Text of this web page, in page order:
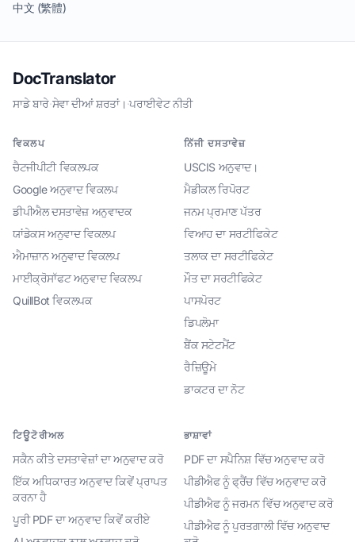
中文 (繁體)
DocTranslator
ਸਾਡੇ ਬਾਰੇ·ਸੇਵਾ ਦੀਆਂ ਸ਼ਰਤਾਂ। ·ਪਰਾਈਵੇਟ ਨੀਤੀ
ਵਿਕਲਪ
ਚੈਟਜੀਪੀਟੀ ਵਿਕਲਪਕ
Google ਅਨੁਵਾਦ ਵਿਕਲਪ
ਡੀਪੀਐਲ ਦਸਤਾਵੇਜ਼ ਅਨੁਵਾਦਕ
ਯਾਂਡੇਕਸ ਅਨੁਵਾਦ ਵਿਕਲਪ
ਐਮਾਜ਼ਾਨ ਅਨੁਵਾਦ ਵਿਕਲਪ
ਮਾਈਕ੍ਰੋਸਾੱਫਟ ਅਨੁਵਾਦ ਵਿਕਲਪ
QuillBot ਵਿਕਲਪਕ
ਨਿੱਜੀ ਦਸਤਾਵੇਜ਼
USCIS ਅਨੁਵਾਦ।
ਮੈਡੀਕਲ ਰਿਪੋਰਟ
ਜਨਮ ਪ੍ਰਮਾਣ ਪੱਤਰ
ਵਿਆਹ ਦਾ ਸਰਟੀਫਿਕੇਟ
ਤਲਾਕ ਦਾ ਸਰਟੀਫਿਕੇਟ
ਮੌਤ ਦਾ ਸਰਟੀਫਿਕੇਟ
ਪਾਸਪੋਰਟ
ਡਿਪਲੋਮਾ
ਬੈਂਕ ਸਟੇਟਮੈਂਟ
ਰੈਜ਼ਿਊਮੇ
ਡਾਕਟਰ ਦਾ ਨੋਟ
ਟਿਊਟੋਰੀਅਲ
ਸਕੈਨ ਕੀਤੇ ਦਸਤਾਵੇਜ਼ਾਂ ਦਾ ਅਨੁਵਾਦ ਕਰੋ
ਇੱਕ ਅਧਿਕਾਰਤ ਅਨੁਵਾਦ ਕਿਵੇਂ ਪ੍ਰਾਪਤ
ਕਰਨਾ ਹੈ
ਪੂਰੀ PDF ਦਾ ਅਨੁਵਾਦ ਕਿਵੇਂ ਕਰੀਏ
ਭਾਸ਼ਾਵਾਂ
PDF ਦਾ ਸਪੈਨਿਸ਼ ਵਿੱਚ ਅਨੁਵਾਦ ਕਰੋ
ਪੀਡੀਐਫ ਨੂੰ ਫ੍ਰੈਂਚ ਵਿੱਚ ਅਨੁਵਾਦ ਕਰੋ
ਪੀਡੀਐਫ ਨੂੰ ਜਰਮਨ ਵਿੱਚ ਅਨੁਵਾਦ ਕਰੋ
ਪੀਡੀਐਫ ਨੂੰ ਪੁਰਤਗਾਲੀ ਵਿੱਚ ਅਨੁਵਾਦ